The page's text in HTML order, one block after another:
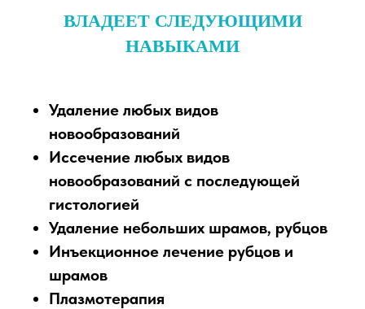
ВЛАДЕЕТ СЛЕДУЮЩИМИ
НАВЫКАМИ
Удаление любых видов
новообразований
Иссечение любых видов
новообразований с последующей
гистологией
Удаление небольших шрамов, рубцов
Инъекционное лечение рубцов и
шрамов
Плазмотерапия